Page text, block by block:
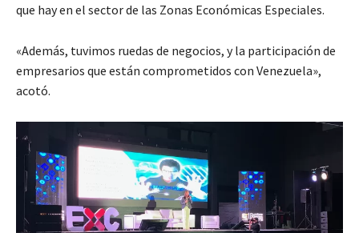
que hay en el sector de las Zonas Económicas Especiales.
«Además, tuvimos ruedas de negocios, y la participación de
empresarios que están comprometidos con Venezuela»,
acotó.